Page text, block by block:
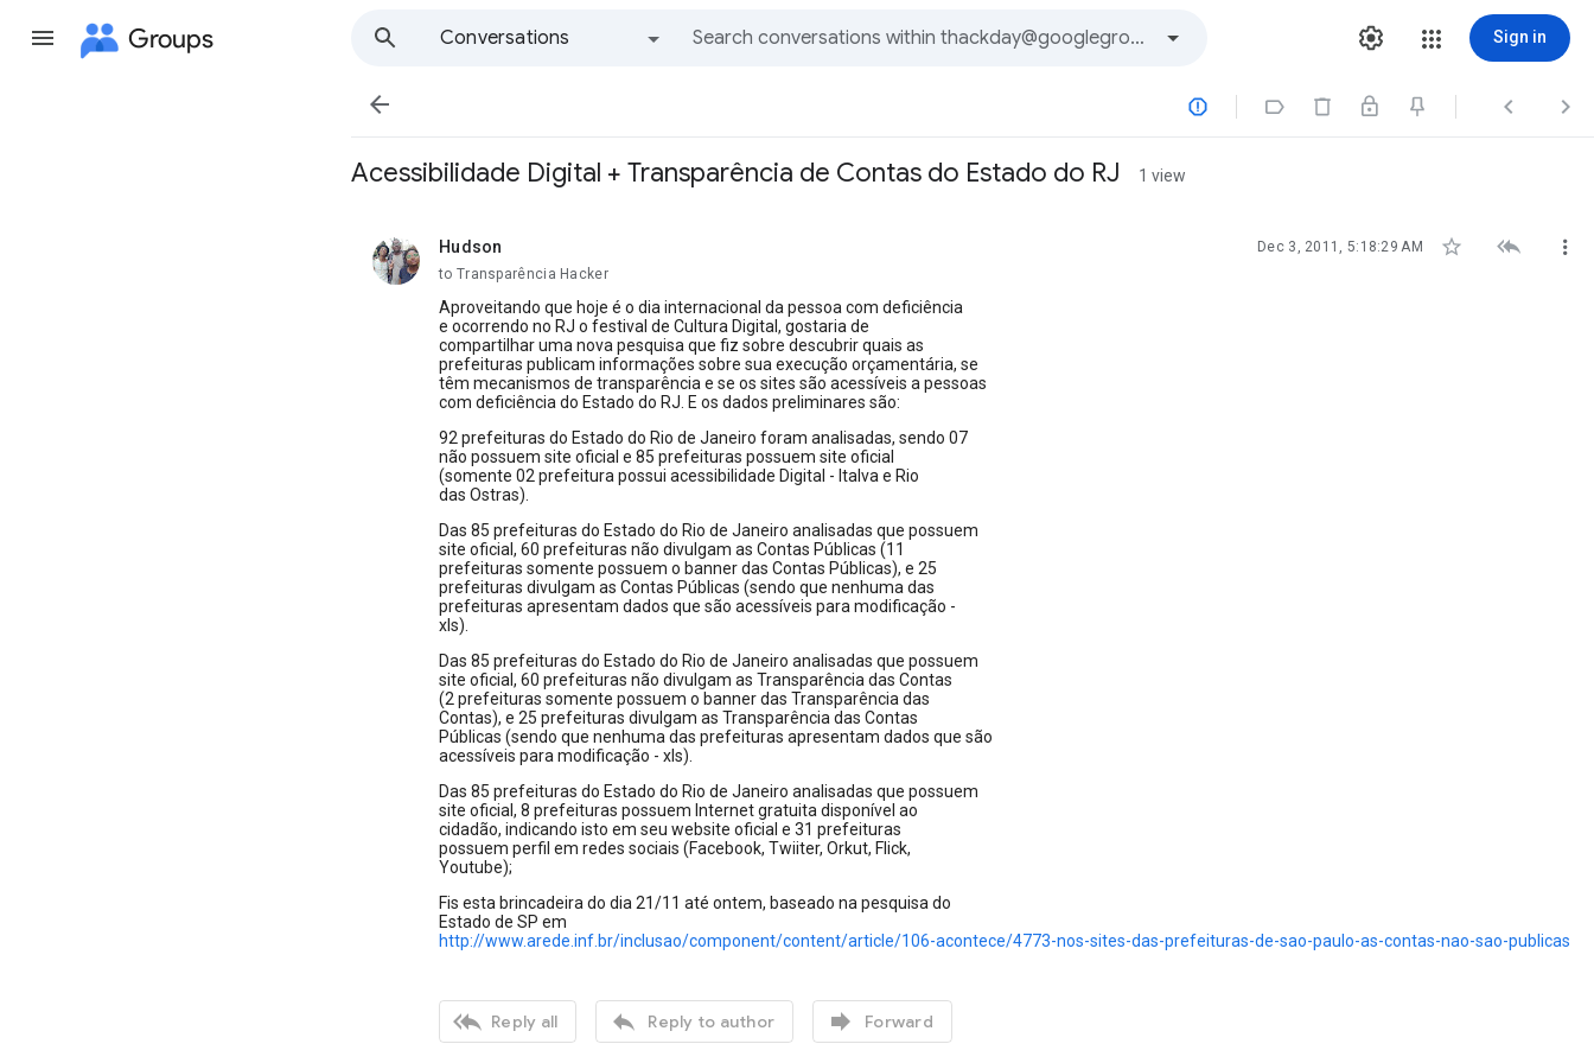
Groups
Conversations
Sign in
    
Acessibilidade Digital + Transparência de Contas do Estado do RJ 1 view
Hudson
unread, Dec 3, 2011, 5:18:29 AM   
to Transparência Hacker
Aproveitando que hoje é o dia internacional da pessoa com deficiência
e ocorrendo no RJ o festival de Cultura Digital, gostaria de
compartilhar uma nova pesquisa que fiz sobre descubrir quais as
prefeituras publicam informações sobre sua execução orçamentária, se
têm mecanismos de transparência e se os sites são acessíveis a pessoas
com deficiência do Estado do RJ. E os dados preliminares são:
92 prefeituras do Estado do Rio de Janeiro foram analisadas, sendo 07
não possuem site oficial e 85 prefeituras possuem site oficial
(somente 02 prefeitura possui acessibilidade Digital - Italva e Rio
das Ostras).
Das 85 prefeituras do Estado do Rio de Janeiro analisadas que possuem
site oficial, 60 prefeituras não divulgam as Contas Públicas (11
prefeituras somente possuem o banner das Contas Públicas), e 25
prefeituras divulgam as Contas Públicas (sendo que nenhuma das
prefeituras apresentam dados que são acessíveis para modificação -
xls).
Das 85 prefeituras do Estado do Rio de Janeiro analisadas que possuem
site oficial, 60 prefeituras não divulgam as Transparência das Contas
(2 prefeituras somente possuem o banner das Transparência das
Contas), e 25 prefeituras divulgam as Transparência das Contas
Públicas (sendo que nenhuma das prefeituras apresentam dados que são
acessíveis para modificação - xls).
Das 85 prefeituras do Estado do Rio de Janeiro analisadas que possuem
site oficial, 8 prefeituras possuem Internet gratuita disponível ao
cidadão, indicando isto em seu website oficial e 31 prefeituras
possuem perfil em redes sociais (Facebook, Twiiter, Orkut, Flick,
Youtube);
Fis esta brincadeira do dia 21/11 até ontem, baseado na pesquisa do
Estado de SP em
http://www.arede.inf.br/inclusao/component/content/article/106-acontece/4773-nos-sites-das-prefeituras-de-sao-paulo-as-contas-nao-sao-publicas
 Reply all  Reply to author  Forward